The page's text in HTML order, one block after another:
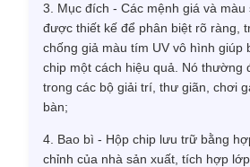
3. Mục đích - Các mệnh giá và màu
được thiết kế để phân biệt rõ ràng,
chống giả màu tím UV vô hình giúp
chip một cách hiệu quả. Nó thường
trong các bộ giải trí, thư giãn, chơi
bàn;
4. Bao bì - Hộp chip lưu trữ bằng
chỉnh của nhà sản xuất, tích hợp